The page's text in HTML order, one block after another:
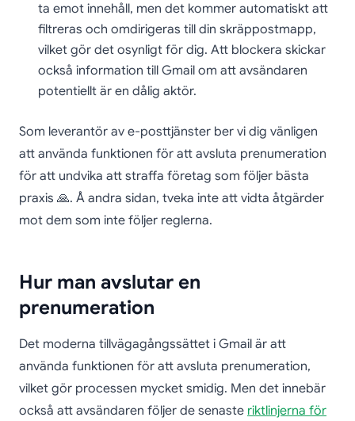
ta emot innehåll, men det kommer automatiskt att
filtreras och omdirigeras till din skräppostmapp,
vilket gör det osynligt för dig. Att blockera skickar
också information till Gmail om att avsändaren
potentiellt är en dålig aktör.
Som leverantör av e-posttjänster ber vi dig vänligen
att använda funktionen för att avsluta prenumeration
för att undvika att straffa företag som följer bästa
praxis 🙏. Å andra sidan, tveka inte att vidta åtgärder
mot dem som inte följer reglerna.
Hur man avslutar en
prenumeration
Det moderna tillvägagångssättet i Gmail är att
använda funktionen för att avsluta prenumeration,
vilket gör processen mycket smidig. Men det innebär
också att avsändaren följer de senaste riktlinjerna för